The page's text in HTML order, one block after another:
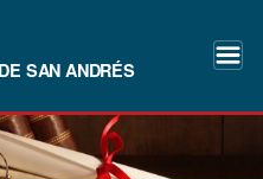
SAN ANDRÉS